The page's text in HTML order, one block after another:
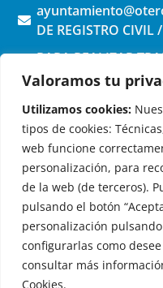
Valoramos tu
Utilizamos cookies:
tipos de cookies:
web funcione
personalización, para
de la web (de terceros).
pulsando el botón
personalización
configurarlas como
consultar más
Cookies.
DE REGISTRO CIVIL
PARA REALIZAR
ELECTRONICA
OTERO DE HERREROS EN